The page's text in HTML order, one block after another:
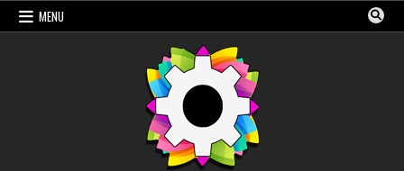
Skip
MENU